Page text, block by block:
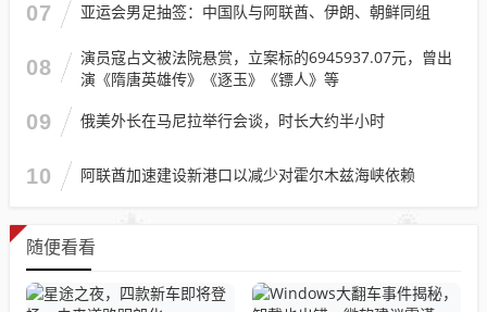
07 亚运会男足抽签：中国队与阿联酋、伊朗、朝鲜同组
08
演员寇占文被法院悬赏，立案标的6945937.07元，曾出
演《隋唐英雄传》《逐玉》《镖人》等
09 俄美外长在马尼拉举行会谈，时长大约半小时
10 阿联酋加速建设新港口以减少对霍尔木兹海峡依赖
随便看看